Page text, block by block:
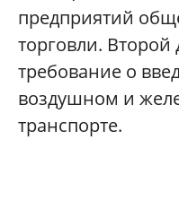
предприятий
торговли.
требование о
воздушном и
транспорте.